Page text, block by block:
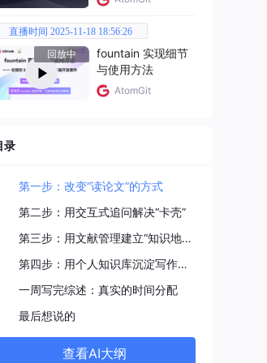
直播时间 2025-11-18 18:56:26
回放中
fountain 实现细节
与使用方法
AtomGit
录
第一步：改变“读论文”的方式
第二步：用交互式追问解决“卡壳”
第三步：用文献管理建立“知识地图”
第四步：用个人知识库沉淀写作素材
一周写完综述：真实的时间分配
最后想说的
查看AI大纲